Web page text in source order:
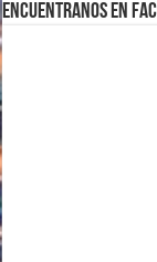
Encuentranos en